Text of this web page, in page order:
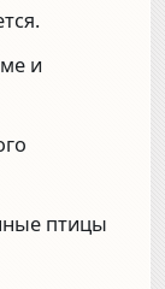
и
птицы